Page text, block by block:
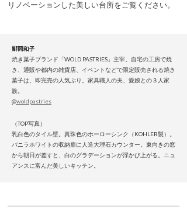
リノベーションした美しい台所をご覧ください。
鰤岡和子
焼き菓子ブランド「WOLD PASTRIES」主宰。自宅の工房で焼
き、通販や都内の雑貨店、イベントなどで限定販売される焼き
菓子は、即完売の人気ぶり。家具職人の夫、愛娘との３人家
族。
@woldpastries
（TOP写真）
乳白色のタイル壁。真珠色のホーローシンク（KOHLER製）。
バニラホワイトの収納扉に人造大理石カウンター。東向きの窓
から朝日が差すと、白のグラデーションが浮かび上がる。ニュ
アンスに富んだ美しいキッチン。